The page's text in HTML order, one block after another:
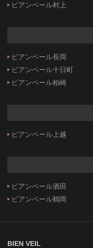
ビアンベール村上
ビアンベール長岡
ビアンベール十日町
ビアンベール柏崎
ビアンベール上越
ビアンベール酒田
ビアンベール鶴岡
BIEN VEIL